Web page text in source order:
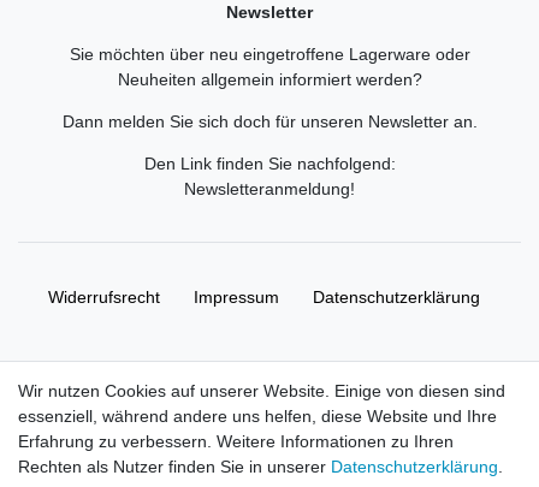
Newsletter
Sie möchten über neu eingetroffene Lagerware oder
Neuheiten allgemein informiert werden?
Dann melden Sie sich doch für unseren Newsletter an.
Den Link finden Sie nachfolgend:
Newsletteranmeldung!
Widerrufs­recht Impressum Daten­schutz­erklärung
© Copyright 2026 | Alle Rechte vorbehalten. HL-
Handelsgesellschaft mbH.
Wir nutzen Cookies auf unserer Website. Einige von diesen sind
essenziell, während andere uns helfen, diese Website und Ihre
Erfahrung zu verbessern. Weitere Informationen zu Ihren
Rechten als Nutzer finden Sie in unserer Daten­schutz­erklärung